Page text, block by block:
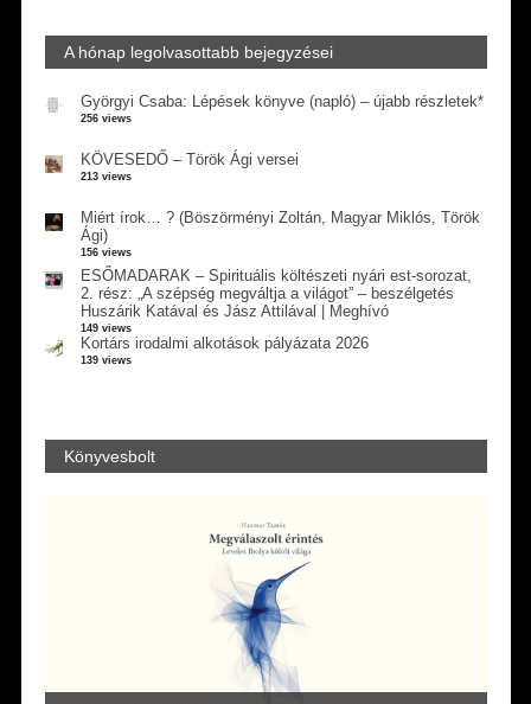
A hónap legolvasottabb bejegyzései
Györgyi Csaba: Lépések könyve (napló) – újabb részletek*
256 views
KÖVESEDŐ – Török Ági versei
213 views
Miért írok… ? (Böszörményi Zoltán, Magyar Miklós, Török
Ági)
156 views
ESŐMADARAK – Spirituális költészeti nyári est-sorozat,
2. rész: „A szépség megváltja a világot” – beszélgetés
Huszárik Katával és Jász Attilával | Meghívó
149 views
Kortárs irodalmi alkotások pályázata 2026
139 views
Könyvesbolt